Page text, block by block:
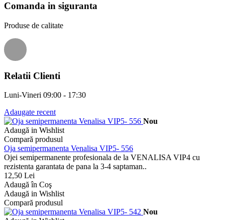
Comanda in siguranta
Produse de calitate
Relatii Clienti
Luni-Vineri 09:00 - 17:30
Adaugate recent
Nou
Adaugă in Wishlist
Compară produsul
Oja semipermanenta Venalisa VIP5- 556
Ojei semipermanente profesionala de la VENALISA VIP4 cu
rezistenta garantata de pana la 3-4 saptaman..
12,50 Lei
Adaugă în Coş
Adaugă in Wishlist
Compară produsul
Nou